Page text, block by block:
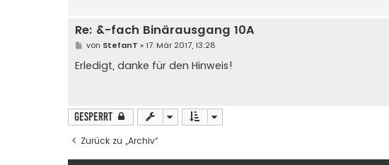
Re: &-fach Binärausgang 10A
B
i
t
von StefanT » 17. Mär 2017, 13:28
Erledigt, danke für den Hinweis!
Gesperrt
Zurück zu „Archiv“